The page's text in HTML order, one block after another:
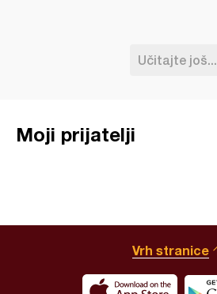
Učitajte još...
Moji prijatelji
Vrh stranice